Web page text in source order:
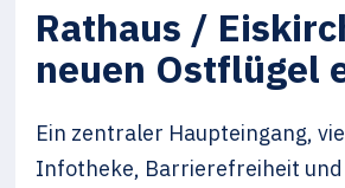
Rathaus /
neuen Ostflügel
Ein zentraler Haupteingang,
Infotheke, Barrierefreiheit